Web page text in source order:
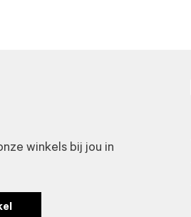
winkels bij jou in